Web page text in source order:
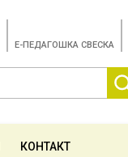
Е-ПЕДАГОШКА СВЕСКА
КОНТАКТ